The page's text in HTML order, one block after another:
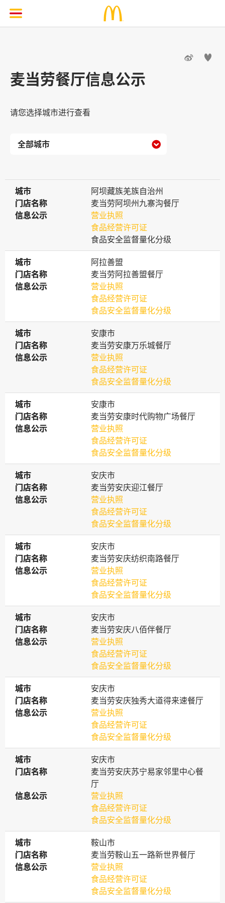
 
麦当劳餐厅信息公示
请您选择城市进行查看

城市
城市
阿坝藏族羌族自治州
门店名称
门店名称
麦当劳阿坝州九寨沟餐厅
信息公示
信息公示
营业执照
食品经营许可证
食品安全监督量化分级
城市
城市
阿拉善盟
门店名称
门店名称
麦当劳阿拉善盟餐厅
信息公示
信息公示
营业执照
食品经营许可证
食品安全监督量化分级
城市
城市
安康市
门店名称
门店名称
麦当劳安康万乐城餐厅
信息公示
信息公示
营业执照
食品经营许可证
食品安全监督量化分级
城市
城市
安康市
门店名称
门店名称
麦当劳安康时代购物广场餐厅
信息公示
信息公示
营业执照
食品经营许可证
食品安全监督量化分级
城市
城市
安庆市
门店名称
门店名称
麦当劳安庆迎江餐厅
信息公示
信息公示
营业执照
食品经营许可证
食品安全监督量化分级
城市
城市
安庆市
门店名称
门店名称
麦当劳安庆纺织南路餐厅
信息公示
信息公示
营业执照
食品经营许可证
食品安全监督量化分级
城市
城市
安庆市
门店名称
门店名称
麦当劳安庆八佰伴餐厅
信息公示
信息公示
营业执照
食品经营许可证
食品安全监督量化分级
城市
城市
安庆市
门店名称
门店名称
麦当劳安庆独秀大道得来速餐厅
信息公示
信息公示
营业执照
食品经营许可证
食品安全监督量化分级
城市
城市
安庆市
门店名称
门店名称
麦当劳安庆苏宁易家邻里中心餐
厅
信息公示
信息公示
营业执照
食品经营许可证
食品安全监督量化分级
城市
城市
鞍山市
门店名称
门店名称
麦当劳鞍山五一路新世界餐厅
信息公示
信息公示
营业执照
食品经营许可证
食品安全监督量化分级